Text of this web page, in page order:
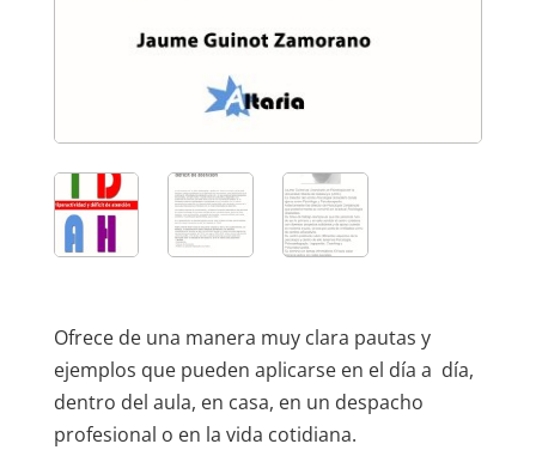
Ofrece de una manera muy clara pautas y
ejemplos que pueden aplicarse en el día a día,
dentro del aula, en casa, en un despacho
profesional o en la vida cotidiana.